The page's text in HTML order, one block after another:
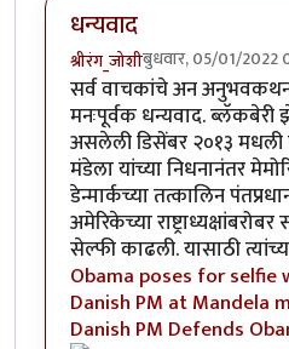
धन्यवाद
श्रीरंग_जोशीबुधवार, 05/01/2022
सर्व वाचकांचे अन अनुभवकथन
मनःपूर्वक धन्यवाद. ब्लॅकबेरी
असलेली डिसेंबर २०१३
मंडेला यांच्या निधनानंतर
डेन्मार्कच्या तत्कालिन
अमेरिकेच्या
सेल्फी काढली. यासाठी
Obama poses for selfie
Danish PM at Mandela
Danish PM Defends